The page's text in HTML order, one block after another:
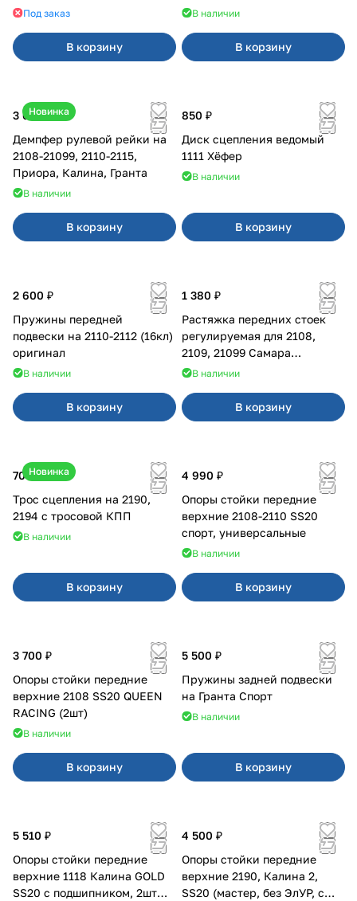
Под заказ
В корзину
В наличии
В корзину
Новинка
3 600 ₽
Демпфер рулевой рейки на
2108-21099, 2110-2115,
Приора, Калина, Гранта
В наличии
В корзину
850 ₽
Диск сцепления ведомый
1111 Хёфер
В наличии
В корзину
2 600 ₽
Пружины передней
подвески на 2110-2112 (16кл)
оригинал
В наличии
В корзину
1 380 ₽
Растяжка передних стоек
регулируемая для 2108,
2109, 21099 Самара
карбюратор
В наличии
В корзину
Новинка
700 ₽
Трос сцепления на 2190,
2194 с тросовой КПП
В наличии
В корзину
4 990 ₽
Опоры стойки передние
верхние 2108-2110 SS20
спорт, универсальные
В наличии
В корзину
3 700 ₽
Опоры стойки передние
верхние 2108 SS20 QUEEN
RACING (2шт)
В наличии
В корзину
5 500 ₽
Пружины задней подвески
на Гранта Спорт
В наличии
В корзину
5 510 ₽
Опоры стойки передние
верхние 1118 Калина GOLD
SS20 с подшипником, 2шт
4 500 ₽
Опоры стойки передние
верхние 2190, Калина 2,
SS20 (мастер, без ЭлУР, с